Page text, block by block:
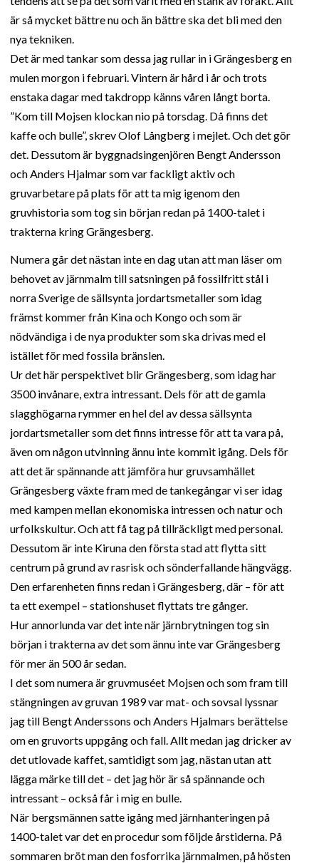
är så mycket bättre nu och än bättre ska det bli med den
nya tekniken.
Det är med tankar som dessa jag rullar in i Grängesberg en
mulen morgon i februari. Vintern är hård i år och trots
enstaka dagar med takdropp känns våren långt borta.
”Kom till Mojsen klockan nio på torsdag. Då finns det
kaffe och bulle”, skrev Olof Långberg i mejlet. Och det gör
det. Dessutom är byggnadsingenjören Bengt Andersson
och Anders Hjalmar som var fackligt aktiv och
gruvarbetare på plats för att ta mig igenom den
gruvhistoria som tog sin början redan på 1400-talet i
trakterna kring Grängesberg.
Numera går det nästan inte en dag utan att man läser om
behovet av järnmalm till satsningen på fossilfritt stål i
norra Sverige de sällsynta jordartsmetaller som idag
främst kommer från Kina och Kongo och som är
nödvändiga i de nya produkter som ska drivas med el
istället för med fossila bränslen.
Ur det här perspektivet blir Grängesberg, som idag har
3500 invånare, extra intressant. Dels för att de gamla
slagghögarna rymmer en hel del av dessa sällsynta
jordartsmetaller som det finns intresse för att ta vara på,
även om någon utvinning ännu inte kommit igång. Dels för
att det är spännande att jämföra hur gruvsamhället
Grängesberg växte fram med de tankegångar vi ser idag
med kampen mellan ekonomiska intressen och natur och
urfolkskultur. Och att få tag på tillräckligt med personal.
Dessutom är inte Kiruna den första stad att flytta sitt
centrum på grund av rasrisk och sönderfallande hängvägg.
Den erfarenheten finns redan i Grängesberg, där – för att
ta ett exempel – stationshuset flyttats tre gånger.
Hur annorlunda var det inte när järnbrytningen tog sin
början i trakterna av det som ännu inte var Grängesberg
för mer än 500 år sedan.
I det som numera är gruvmuséet Mojsen och som fram till
stängningen av gruvan 1989 var mat- och sovsal lyssnar
jag till Bengt Anderssons och Anders Hjalmars berättelse
om en gruvorts uppgång och fall. Allt medan jag dricker av
det utlovade kaffet, samtidigt som jag, nästan utan att
lägga märke till det – det jag hör är så spännande och
intressant – också får i mig en bulle.
När bergsmännen satte igång med järnhanteringen på
1400-talet var det en procedur som följde årstiderna. På
sommaren bröt man den fosforrika järnmalmen, på hösten